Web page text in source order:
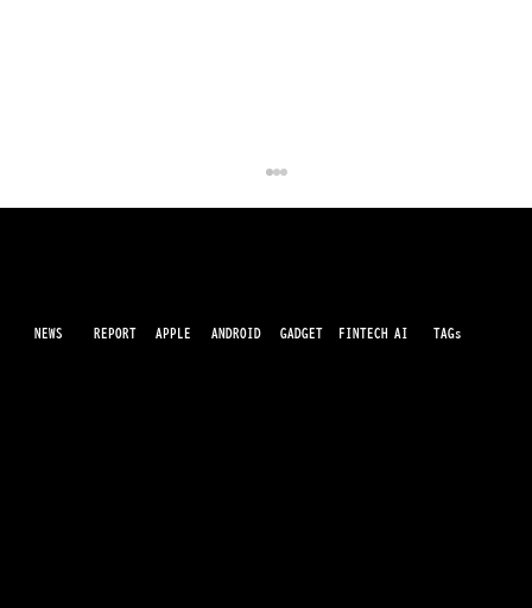
NEWS REPORT APPLE ANDROID GADGET FINTECH AI TAGs